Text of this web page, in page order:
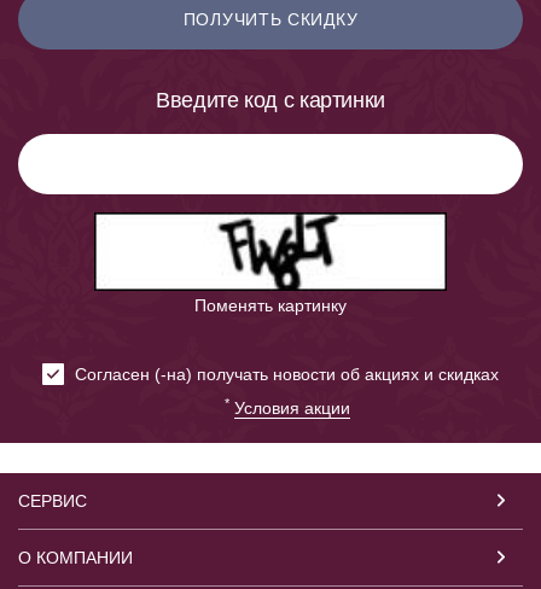
ПОЛУЧИТЬ СКИДКУ
Введите код с картинки
Поменять картинку
Cогласен (-на) получать новости об акциях и скидках
* Условия акции
СЕРВИС
О КОМПАНИИ